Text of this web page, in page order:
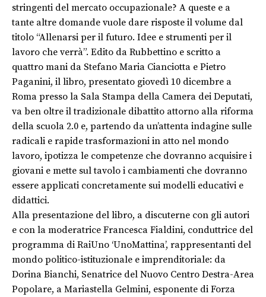
stringenti del mercato occupazionale? A queste e a
tante altre domande vuole dare risposte il volume dal
titolo “Allenarsi per il futuro. Idee e strumenti per il
lavoro che verrà”. Edito da Rubbettino e scritto a
quattro mani da Stefano Maria Cianciotta e Pietro
Paganini, il libro, presentato giovedì 10 dicembre a
Roma presso la Sala Stampa della Camera dei Deputati,
va ben oltre il tradizionale dibattito attorno alla riforma
della scuola 2.0 e, partendo da un’attenta indagine sulle
radicali e rapide trasformazioni in atto nel mondo
lavoro, ipotizza le competenze che dovranno acquisire i
giovani e mette sul tavolo i cambiamenti che dovranno
essere applicati concretamente sui modelli educativi e
didattici.
Alla presentazione del libro, a discuterne con gli autori
e con la moderatrice Francesca Fialdini, conduttrice del
programma di RaiUno ‘UnoMattina’, rappresentanti del
mondo politico-istituzionale e imprenditoriale: da
Dorina Bianchi, Senatrice del Nuovo Centro Destra-Area
Popolare, a Mariastella Gelmini, esponente di Forza